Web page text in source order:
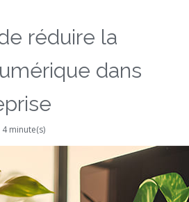
réduire la
dans
minute(s)